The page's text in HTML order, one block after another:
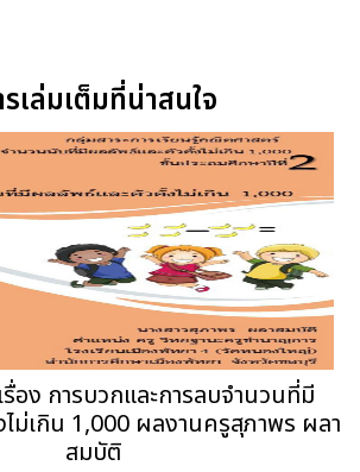
เล่มเต็มที่น่าสนใจ
อง การบวกและการลบจำนวนที่มี
ม่เกิน 1,000 ผลงานครูสุภาพร ผลา
สมบัติ